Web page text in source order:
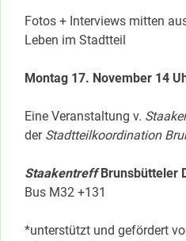
Fotos + Interviews mitten
Leben im Stadtteil
Montag 17. November 14
Eine Veranstaltung v.
der Stadtteilkoordination
StaakentreffBrunsbütteler
Bus M32 +131
*unterstützt und gefördert